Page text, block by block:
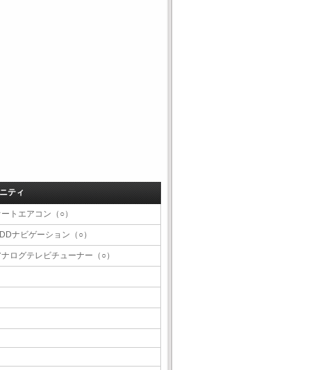
ティ
ートエアコン（○）
ナビゲーション（○）
ナログテレビチューナー（○）